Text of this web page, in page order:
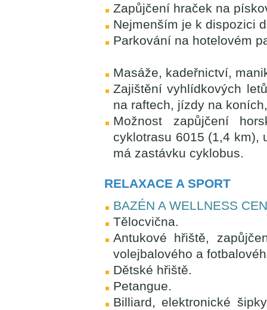
Zapůjčení hraček na
Nejmenším je k dispozici
Parkování na hotelovém
Masáže, kadeřnictví,
Zajištění vyhlídkových
na raftech, jízdy na
Možnost zapůjčení
cyklotrasu 6015 (1,4 km),
má zastávku cyklobus.
RELAXACE A SPORT
BAZÉN A WELLNESS
Tělocvična.
Antukové hřiště,
volejbalového a
Dětské hřiště.
Petangue.
Billiard, elektronické